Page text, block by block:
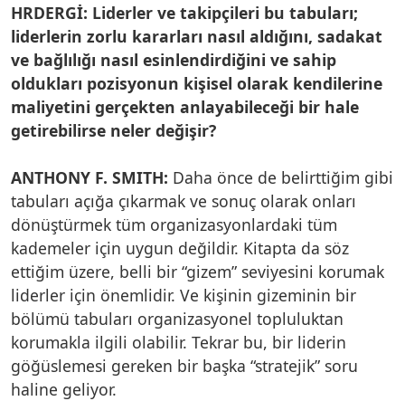
HRDERGİ: Liderler ve takipçileri bu tabuları;
liderlerin zorlu kararları nasıl aldığını, sadakat
ve bağlılığı nasıl esinlendirdiğini ve sahip
oldukları pozisyonun kişisel olarak kendilerine
maliyetini gerçekten anlayabileceği bir hale
getirebilirse neler değişir?
ANTHONY F. SMITH: Daha önce de belirttiğim gibi
tabuları açığa çıkarmak ve sonuç olarak onları
dönüştürmek tüm organizasyonlardaki tüm
kademeler için uygun değildir. Kitapta da söz
ettiğim üzere, belli bir “gizem” seviyesini korumak
liderler için önemlidir. Ve kişinin gizeminin bir
bölümü tabuları organizasyonel topluluktan
korumakla ilgili olabilir. Tekrar bu, bir liderin
göğüslemesi gereken bir başka “stratejik” soru
haline geliyor.